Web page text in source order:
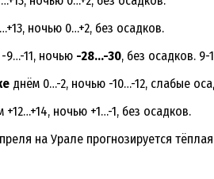
ночью 0…+2, без осадков.
9…-11, ночью -28…-30, без осадков.
днём 0…-2, ночью -10…-12, слабые
+12…+14, ночью +1…-1, без осадков.
на Урале прогнозируется